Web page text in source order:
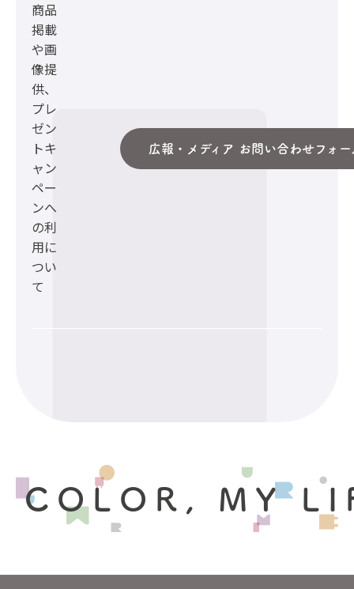
商品
掲載
や画
像提
供、
プレ
ゼン
トキ
ャン
ペー
ンへ
の利
用に
つい
て
広報・メディア お問い合わせフォー
COLOR, MY